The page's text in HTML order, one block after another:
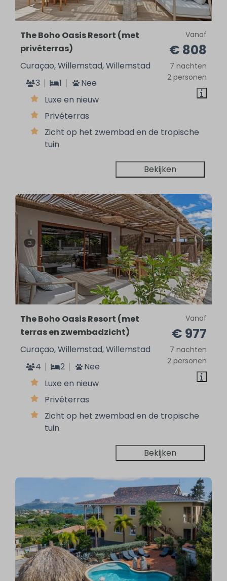
Vanaf
€ 808
7 nachten
2 personen
The Boho Oasis Resort (met
privéterras)
Curaçao, Willemstad, Willemstad
3
1
Nee
Luxe en nieuw
Privéterras
Zicht op het zwembad en de tropische
tuin
Bekijken
Vanaf
€ 977
7 nachten
2 personen
The Boho Oasis Resort (met
terras en zwembadzicht)
Curaçao, Willemstad, Willemstad
4
2
Nee
Luxe en nieuw
Privéterras
Zicht op het zwembad en de tropische
tuin
Bekijken